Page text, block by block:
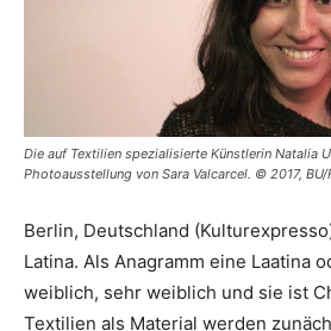
Die auf Textilien spezialisierte Künstlerin Natalia
Photoausstellung von Sara Valcarcel. © 2017,
Berlin, Deutschland
Latina. Als Anagramm eine Laatina
weiblich, sehr weiblich und sie ist
Textilien als Material werden